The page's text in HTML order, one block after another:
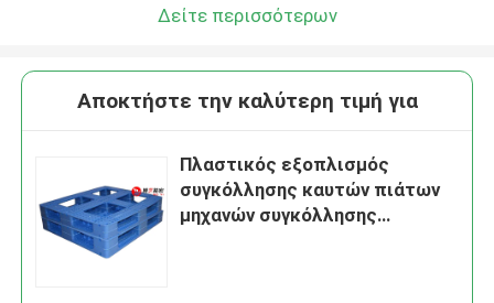
Δείτε περισσότερων
Αποκτήστε την καλύτερη τιμή για
Πλαστικός εξοπλισμός
συγκόλλησης καυτών πιάτων
μηχανών συγκόλλησης